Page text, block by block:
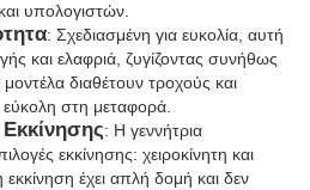
μας
υπολογιστών.
: Σχεδιασμένη για ευκολία, αυτή
και ελαφριά, ζυγίζοντας συνήθως
διαθέτουν τροχούς και
στη μεταφορά.
Εκκίνησης: Η γεννήτρια
εκκίνησης: χειροκίνητη και
εκκίνηση έχει απλή δομή και δεν